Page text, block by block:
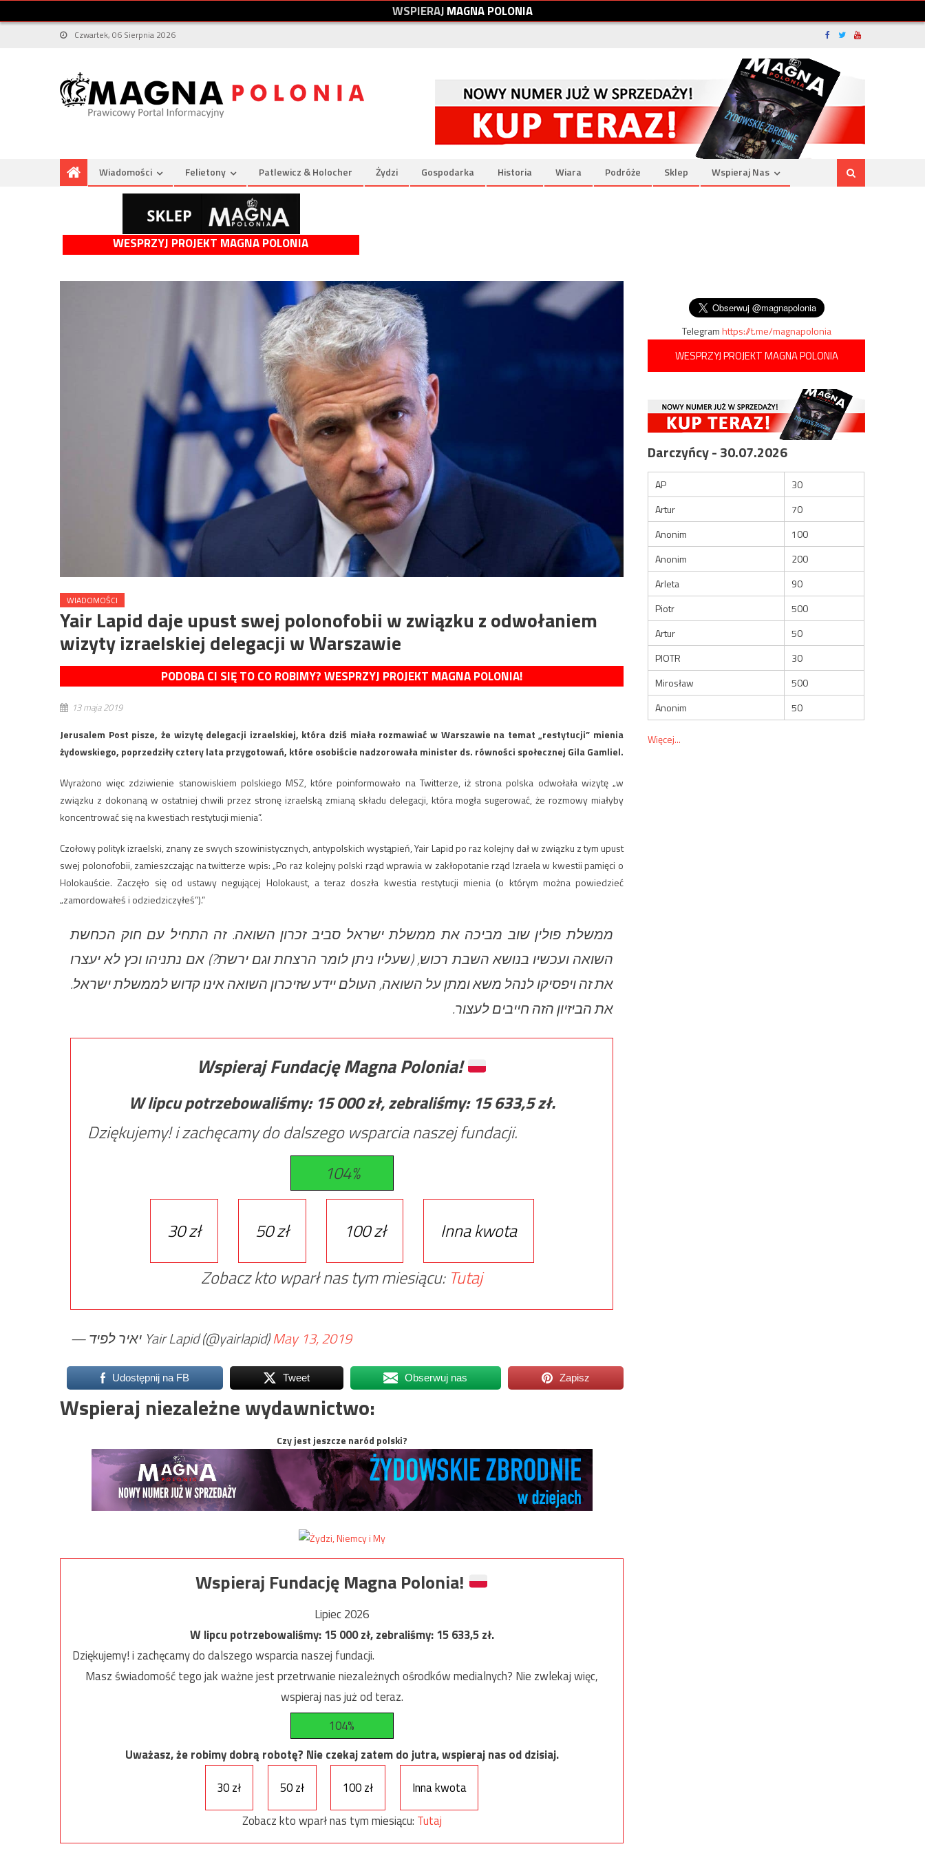
WSPIERAJMAGNAPOLONIA
Czwartek, 06 Sierpnia 2026
Wiadomości Felietony Patlewicz & Holocher Żydzi Gospodarka Historia Wiara Podróże Sklep Wspieraj Nas
WESPRZYJ PROJEKT MAGNA POLONIA
WIADOMOŚCI
Yair Lapid daje upust swej polonofobii w związku z odwołaniem
wizyty izraelskiej delegacji w Warszawie
PODOBA CI SIĘ TO CO ROBIMY? WESPRZYJ PROJEKT MAGNA POLONIA!
13 maja 2019
Jerusalem Post pisze, że wizytę delegacji izraelskiej, która dziś miała rozmawiać w Warszawie na temat „restytucji” mienia
żydowskiego, poprzedziły cztery lata przygotowań, które osobiście nadzorowała minister ds. równości społecznej Gila Gamliel.
Wyrażono więc zdziwienie stanowiskiem polskiego MSZ, które poinformowało na Twitterze, iż strona polska odwołała wizytę „w
związku z dokonaną w ostatniej chwili przez stronę izraelską zmianą składu delegacji, która mogła sugerować, że rozmowy miałyby
koncentrować się na kwestiach restytucji mienia”.
Czołowy polityk izraelski, znany ze swych szowinistycznych, antypolskich wystąpień, Yair Lapid po raz kolejny dał w związku z tym upust
swej polonofobii, zamieszczając na twitterze wpis: „Po raz kolejny polski rząd wprawia w zakłopotanie rząd Izraela w kwestii pamięci o
Holokauście. Zaczęło się od ustawy negującej Holokaust, a teraz doszła kwestia restytucji mienia (o którym można powiedzieć
„zamordowałeś i odziedziczyłeś”).”
ממשלת פולין שוב מביכה את ממשלת ישראל סביב זכרון השואה. זה התחיל עם חוק הכחשת
השואה ועכשיו בנושא השבת רכוש, (שעליו ניתן לומר הרצחת וגם ירשת?) אם נתניהו וכץ לא יעצרו
את זה ויפסיקו לנהל משא ומתן על השואה, העולם יידע שזיכרון השואה אינו קדוש לממשלת ישראל.
את הביזיון הזה חייבים לעצור.
Wspieraj Fundację Magna Polonia!
W lipcu potrzebowaliśmy: 15 000zł, zebraliśmy: 15 633,5zł.
Dziękujemy! i zachęcamy do dalszego wsparcia naszej fundacji.
104%
30 zł 50 zł 100 zł
Inna kwota
Zobacz kto wparł nas tym miesiącu: Tutaj
— יאיר לפיד Yair Lapid (@yairlapid)May 13, 2019
Udostępnij na FB Tweet Obserwuj nas Zapisz
Wspieraj niezależne wydawnictwo:
Czy jest jeszcze naród polski?
Wspieraj Fundację Magna Polonia!
Lipiec 2026
W lipcu potrzebowaliśmy:15 000zł, zebraliśmy:15 633,5zł.
Dziękujemy! i zachęcamy do dalszego wsparcia naszej fundacji.
Masz świadomość tego jak ważne jest przetrwanie niezależnych ośrodków medialnych? Nie zwlekaj więc,
wspieraj nas już od teraz.
104%
Uważasz, że robimy dobrą robotę? Nie czekaj zatem do jutra, wspieraj nas od dzisiaj.
30 zł
50 zł 100 zł
Inna kwota
Zobacz kto wparł nas tym miesiącu: Tutaj
Telegramhttps://t.me/magnapolonia
WESPRZYJ PROJEKT MAGNA POLONIA
Darczyńcy - 30.07.2026
AP
30
Artur
70
Anonim
100
Anonim
200
Arleta
90
Piotr
500
Artur
50
PIOTR
30
Mirosław
500
Anonim
50
Więcej...